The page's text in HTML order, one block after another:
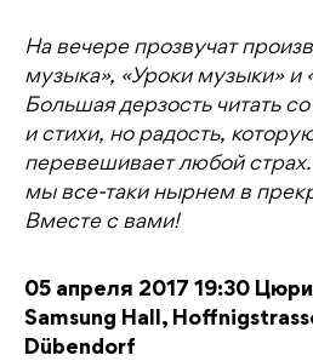
На вечере прозвучат
музыка», «Уроки музыки» и
Большая дерзость читать
и стихи, но радость,
перевешивает любой
мы все-таки нырнем в
Вместе с вами!
05 апреля 2017 19:30
Samsung Hall,
Dübendorf